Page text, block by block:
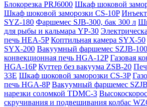
Блокорезка PRJ6000 Шкаф шоковой
Шкаф шоковой заморозки CS-10P
SYZ-180 Фаршемес SJB-300, бак 300 л
для рыбы и кальмара YP-30
печь HEA-5P Коптильная камера SYX-50
SYX-200 Вакуумный фаршемес SZJB-100
конвекционная печь HGA-12P Газовая
HGA-16P Куттер без вакуума ZSB-20
33E Шкаф шоковой заморозки CS-3P
печь HGA-8P Вакуумный фаршемес
нарезки соломкой TDMC-3
скручивания и подвешивания колбас